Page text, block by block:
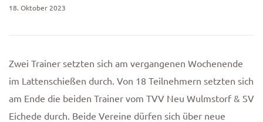
18. Oktober 2023
Zwei Trainer setzten sich am vergangenen Wochenende
im Lattenschießen durch. Von 18 Teilnehmern setzten sich
am Ende die beiden Trainer vom TVV Neu Wulmstorf & SV
Eichede durch. Beide Vereine dürfen sich über neue